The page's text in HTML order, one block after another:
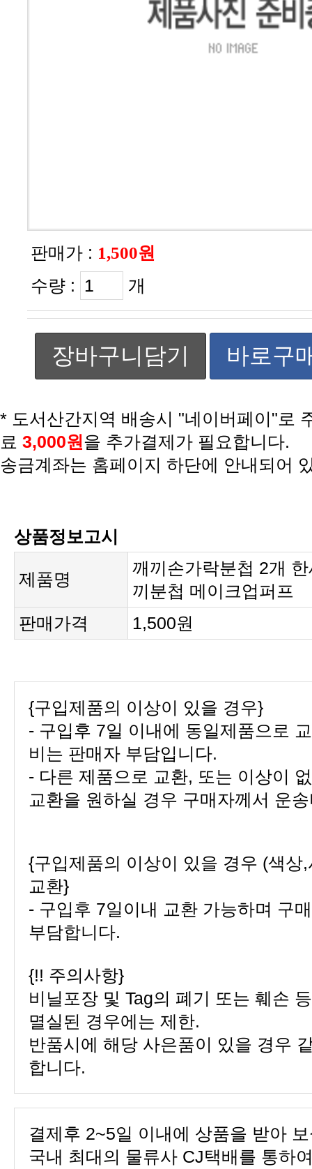
판매가 : 1,500원
수량 : 개
장바구니담기 바로구
료 3,000원 을 추가결제가 필요합니다.
송금계좌는 홈페이지 하단에 안내되어
상품정보고시
제품명
끼분첩 메이크업퍼프
판매가격
1,500원
{구입제품의 이상이 있을 경우}
비는 판매자 부담입니다.
교환을 원하실 경우 구매자께서 운
교환}
부담합니다.
{!! 주의사항}
멸실된 경우에는 제한.
합니다.
결제후 2~5일 이내에 상품을 받아